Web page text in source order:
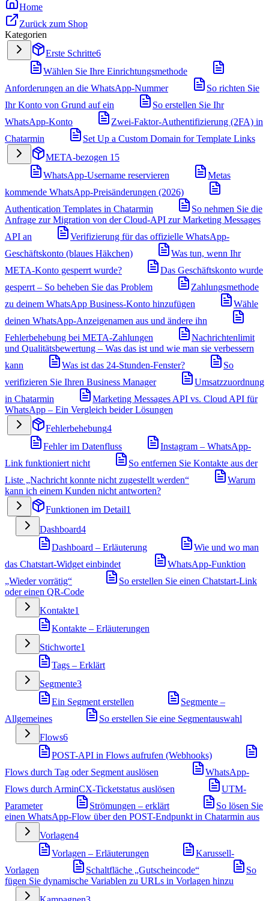
Home
Zurück zum Shop
Kategorien
Erste Schritte6
Wählen Sie Ihre Einrichtungsmethode
Anforderungen an die WhatsApp-Nummer
So richten Sie
Ihr Konto von Grund auf ein
So erstellen Sie Ihr
WhatsApp-Konto
Zwei-Faktor-Authentifizierung (2FA) in
Chatarmin
Set Up a Custom Domain for Template Links
META-bezogen 15
WhatsApp-Username reservieren
Metas
kommende WhatsApp-Preisänderungen (2026)
Authentication Templates in Chatarmin
So nehmen Sie die
Anfrage zur Migration von der Cloud-API zur Marketing Messages
API an
Verifizierung für das offizielle WhatsApp-
Geschäftskonto (blaues Häkchen)
Was tun, wenn Ihr
META-Konto gesperrt wurde?
Das Geschäftskonto wurde
gesperrt – So beheben Sie das Problem
Zahlungsmethode
zu deinem WhatsApp Business-Konto hinzufügen
Wähle
deinen WhatsApp-Anzeigenamen aus und ändere ihn
Fehlerbehebung bei META-Zahlungen
Nachrichtenlimit
und Qualitätsbewertung – Was das ist und wie man sie verbessern
kann
Was ist das 24-Stunden-Fenster?
So
verifizieren Sie Ihren Business Manager
Umsatzzuordnung
in Chatarmin
Marketing Messages API vs. Cloud API für
WhatsApp – Ein Vergleich beider Lösungen
Fehlerbehebung4
Fehler im Datenfluss
Instagram – WhatsApp-
Link funktioniert nicht
So entfernen Sie Kontakte aus der
Liste „Nachricht konnte nicht zugestellt werden“
Warum
kann ich einem Kunden nicht antworten?
Funktionen im Detail1
Dashboard4
Dashboard – Erläuterung
Wie und wo man
das Chatstart-Widget einbindet
WhatsApp-Funktion
„Wieder vorrätig“
So erstellen Sie einen Chatstart-Link
oder einen QR-Code
Kontakte1
Kontakte – Erläuterungen
Stichworte1
Tags – Erklärt
Segmente3
Ein Segment erstellen
Segmente –
Allgemeines
So erstellen Sie eine Segmentauswahl
Flows6
POST-API in Flows aufrufen (Webhooks)
Flows durch Tag oder Segment auslösen
WhatsApp-
Flows durch ArminCX-Ticketstatus auslösen
UTM-
Parameter
Strömungen – erklärt
So lösen Sie
einen WhatsApp-Flow über den POST-Endpunkt in Chatarmin aus
Vorlagen4
Vorlagen – Erläuterungen
Karussell-
Vorlagen
Schaltfläche „Gutscheincode“
So
fügen Sie dynamische Variablen zu URLs in Vorlagen hinzu